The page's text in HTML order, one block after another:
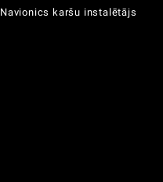
Navionics karšu instalētājs